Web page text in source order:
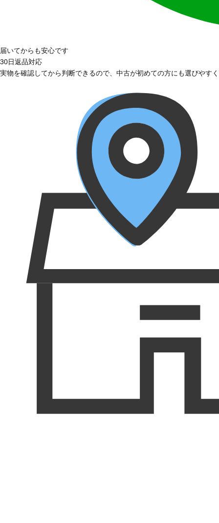
届いてからも安心です
30日返品対応
実物を確認してから判断できるので、中古が初めての方にも選びやす